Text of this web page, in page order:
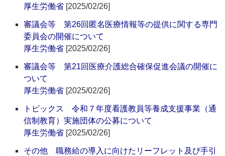
厚生労働省 [2025/02/26]
審議会等 第26回匿名医療情報等の提供に関する専門
委員会の開催について
厚生労働省 [2025/02/26]
審議会等 第21回医療介護総合確保促進会議の開催に
ついて
厚生労働省 [2025/02/26]
トピックス 令和７年度看護教員等養成支援事業（通
信制教育）実施団体の公募について
厚生労働省 [2025/02/26]
その他 職務給の導入に向けたリーフレット及び手引